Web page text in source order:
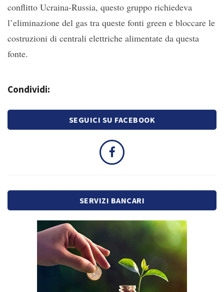
conflitto Ucraina-Russia, questo gruppo richiedeva
l’eliminazione del gas tra queste fonti green e bloccare le
costruzioni di centrali elettriche alimentate da questa
fonte.
Condividi:
SEGUICI SU FACEBOOK
SERVIZI BANCARI